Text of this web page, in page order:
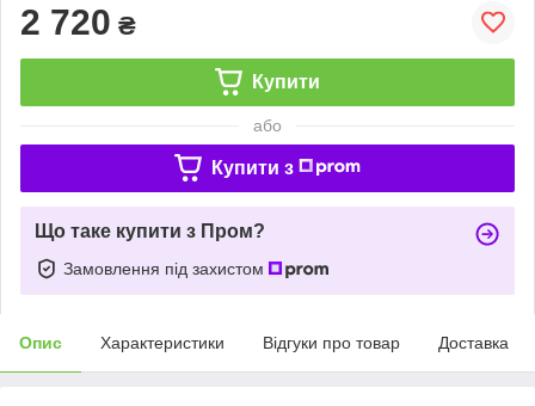
2 720 ₴
Купити
або
Купити з
Що таке купити з Пром?
Замовлення під захистом
Опис Характеристики Відгуки про товар Доставка